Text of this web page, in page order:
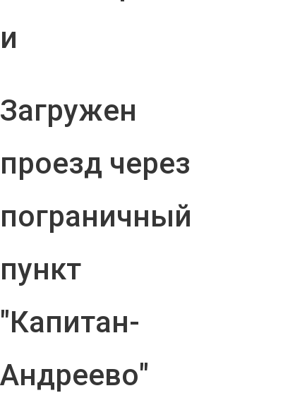
и
Загружен
проезд через
пограничный
пункт
"Капитан-
Андреево"